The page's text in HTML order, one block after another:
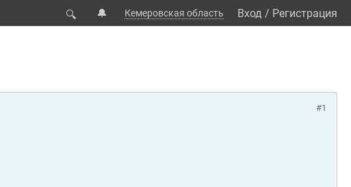
🔍 🔔 Кемеровская область Вход / Регистрация
#1